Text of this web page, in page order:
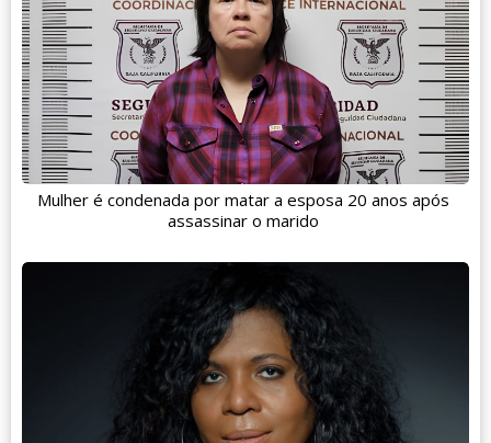
Mulher é condenada por matar a esposa 20 anos após
assassinar o marido